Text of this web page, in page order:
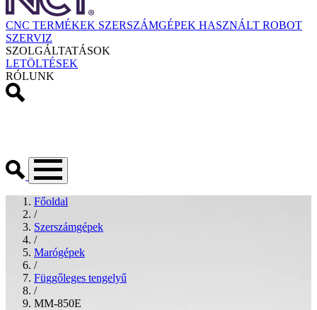
CNC TERMÉKEK SZERSZÁMGÉPEK HASZNÁLT ROBOT
SZERVIZ
SZOLGÁLTATÁSOK
LETÖLTÉSEK
RÓLUNK
Főoldal
/
Szerszámgépek
/
Marógépek
/
Függőleges tengelyű
/
MM-850E